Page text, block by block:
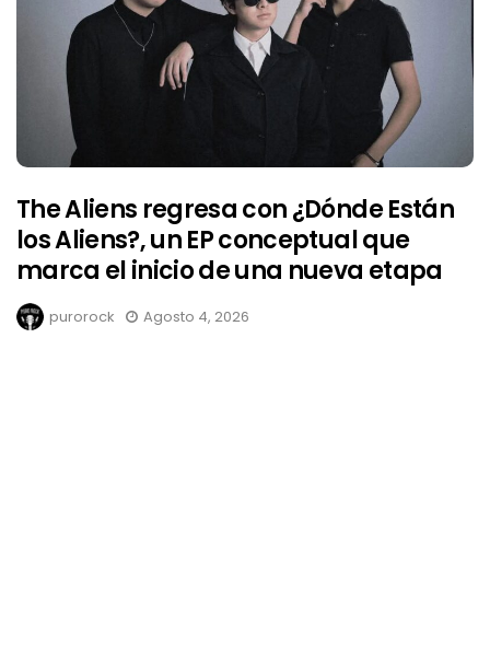
The Aliens regresa con ¿Dónde Están
los Aliens?, un EP conceptual que
marca el inicio de una nueva etapa
purorock Agosto 4, 2026